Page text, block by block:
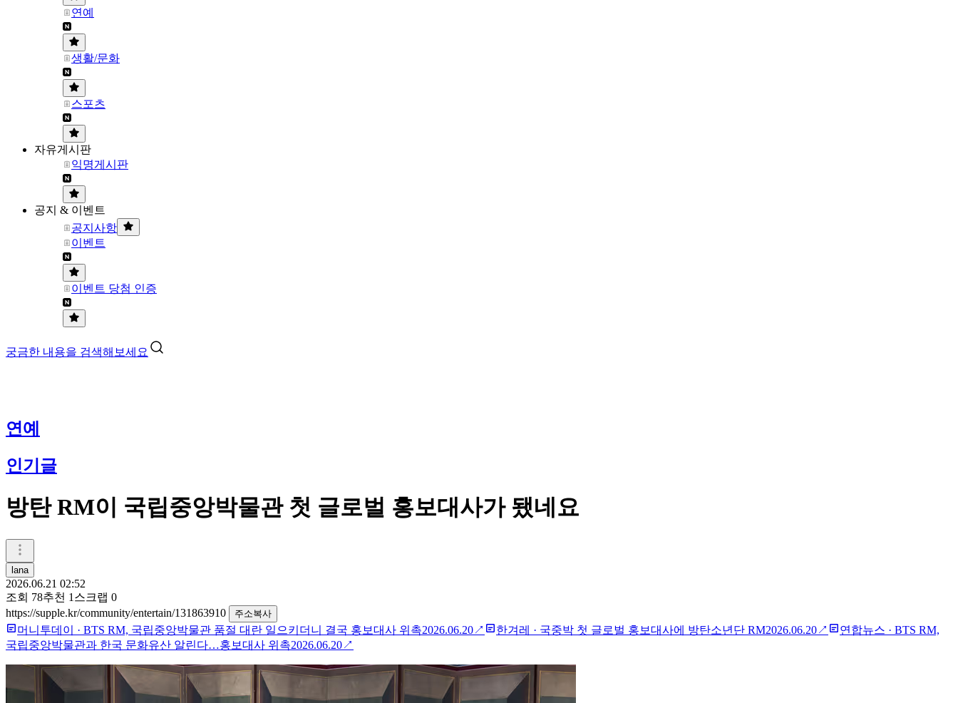
연예
생활/문화
스포츠
자유게시판
익명게시판
공지 & 이벤트
공지사항
이벤트
이벤트 당첨 인증
궁금한 내용을 검색해보세요
연예
인기글
방탄 RM이 국립중앙박물관 첫 글로벌 홍보대사가 됐네요
lana
2026.06.21 02:52
조회 78추천 1 스크랩 0
https://supple.kr/community/entertain/131863910
주소복사
머니투데이 · BTS RM, 국립중앙박물관 품절 대란 일으키더니 결국 홍보대사 위촉2026.06.20↗ 한겨레 · 국중박 첫 글로벌 홍보대사에 방탄소년단 RM2026.06.20↗ 연합뉴스 · BTS RM,
국립중앙박물관과 한국 문화유산 알린다…홍보대사 위촉2026.06.20↗